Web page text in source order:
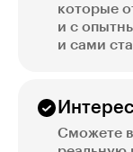
которые
и с
и сами
Сможете